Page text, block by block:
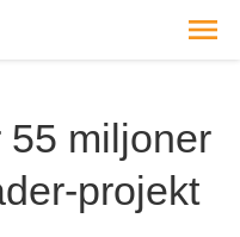
55 miljoner
projekt